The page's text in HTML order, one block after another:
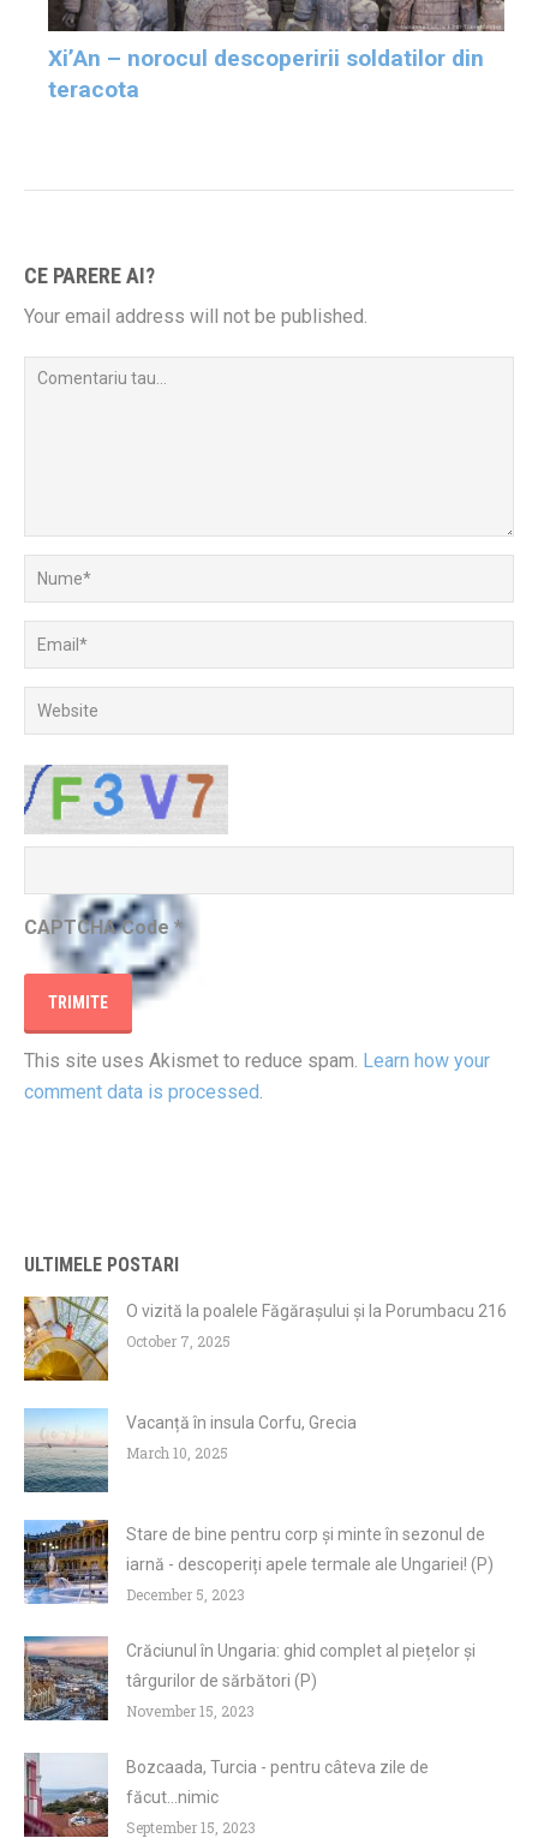
Xi’An – norocul descoperirii soldatilor din
teracota
CE PARERE AI?
Your email address will not be published.
CAPTCHA Code *
This site uses Akismet to reduce spam. Learn how your
comment data is processed
ULTIMELE POSTARI
O vizită la poalele Făgărașului și la Porumbacu 216
October 7, 2025
Vacanță în insula Corfu, Grecia
March 10, 2025
Stare de bine pentru corp și minte în sezonul de
iarnă - descoperiți apele termale ale Ungariei! (P)
December 5, 2023
Crăciunul în Ungaria: ghid complet al piețelor și
târgurilor de sărbători (P)
November 15, 2023
Bozcaada, Turcia - pentru câteva zile de
făcut...nimic
September 15, 2023